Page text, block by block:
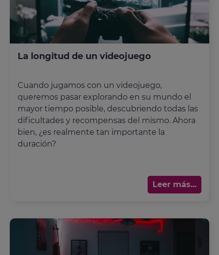
La longitud de un videojuego
Cuando jugamos con un videojuego,
queremos pasar explorando en su mundo el
mayor tiempo posible, descubriendo todas las
dificultades y recompensas del mismo. Ahora
bien, ¿es realmente tan importante la
duración?
Leer más...